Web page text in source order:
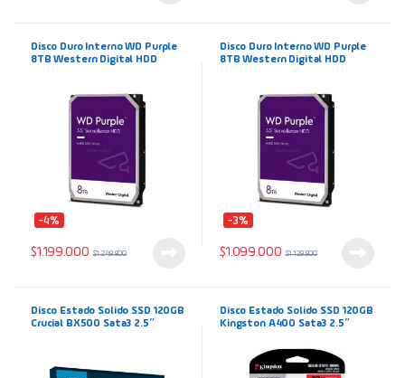
Disco Duro Interno WD Purple
8TB Western Digital HDD
-4%
$1.199.000 $1.249.900
Disco Duro Interno WD Purple
8TB Western Digital HDD
-3%
$1.099.000 $1.129.900
Disco Estado Solido SSD 120GB
Crucial BX500 Sata3 2.5″
Disco Estado Solido SSD 120GB
Kingston A400 Sata3 2.5″